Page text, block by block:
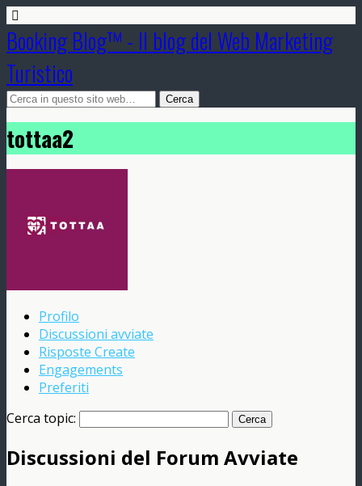
Booking Blog™ - Il blog del Web Marketing
Turistico
tottaa2
Profilo
Discussioni avviate
Risposte Create
Engagements
Preferiti
Cerca topic:
Discussioni del Forum Avviate